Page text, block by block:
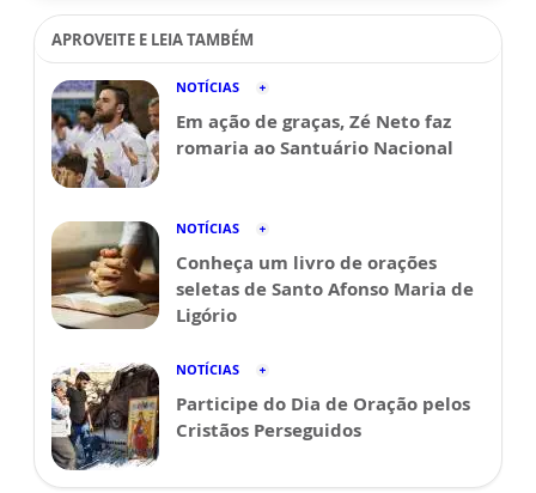
APROVEITE E LEIA TAMBÉM
NOTÍCIAS
Em ação de graças, Zé Neto faz
romaria ao Santuário Nacional
NOTÍCIAS
Conheça um livro de orações
seletas de Santo Afonso Maria de
Ligório
NOTÍCIAS
Participe do Dia de Oração pelos
Cristãos Perseguidos